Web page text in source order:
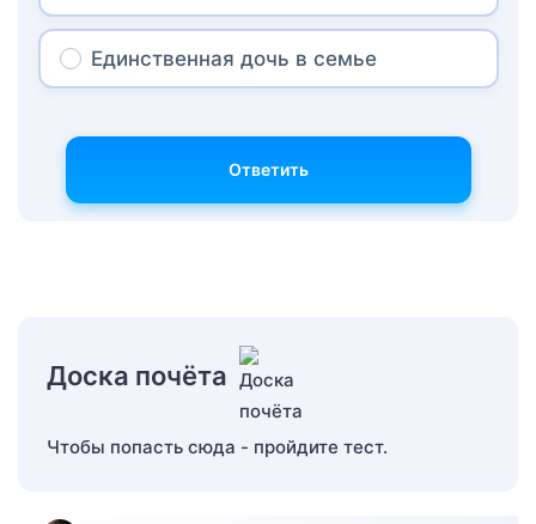
Единственная дочь в семье
Ответить
Доска почёта
Чтобы попасть сюда - пройдите тест.